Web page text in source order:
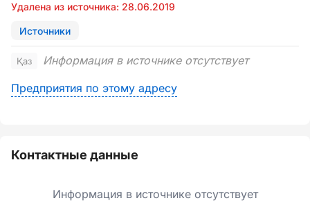
Удалена из источника: 28.06.2019
Источники
Қаз
Информация в источнике отсутствует
Предприятия по этому адресу
Контактные данные
Информация в источнике отсутствует